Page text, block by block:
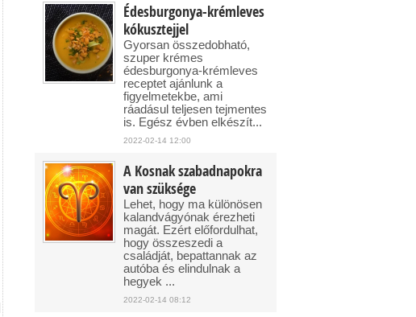
Édesburgonya-krémleves
kókusztejjel
Gyorsan összedobható,
szuper krémes
édesburgonya-krémleves
receptet ajánlunk a
figyelmetekbe, ami
ráadásul teljesen tejmentes
is. Egész évben elkészít...
2022-02-14 12:00
A Kosnak szabadnapokra
van szüksége
Lehet, hogy ma különösen
kalandvágyónak érezheti
magát. Ezért előfordulhat,
hogy összeszedi a
családját, bepattannak az
autóba és elindulnak a
hegyek ...
2022-02-14 08:12